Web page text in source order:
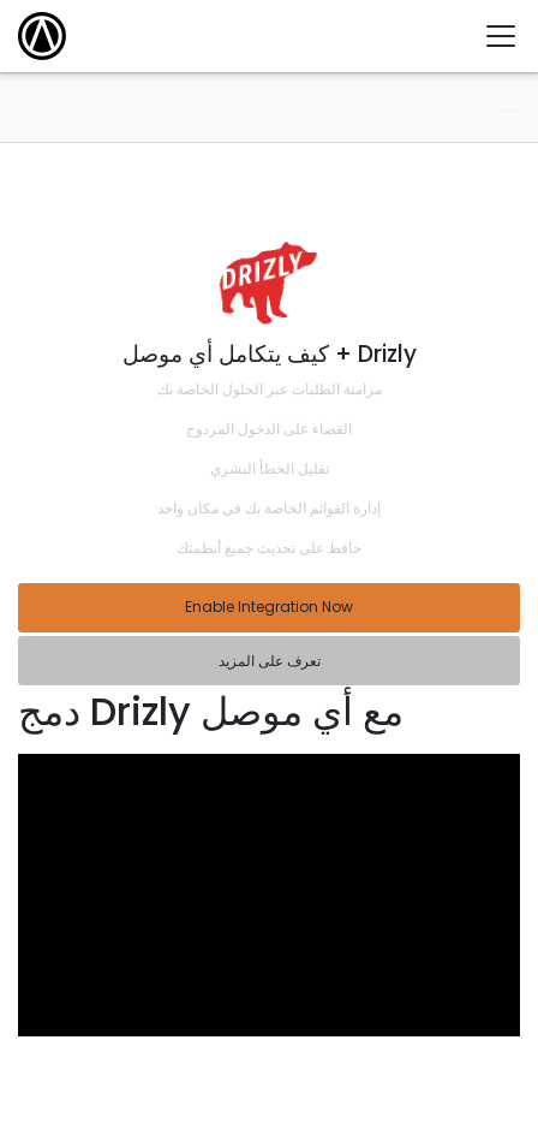
كيف يتكامل أي موصل + Drizly
مزامنة الطلبات عبر الحلول الخاصة بك
القضاء على الدخول المزدوج
تقليل الخطأ البشري
إدارة القوائم الخاصة بك في مكان واحد
حافظ على تحديث جميع أنظمتك
Enable Integration Now
تعرف على المزيد
دمج Drizly مع أي موصل